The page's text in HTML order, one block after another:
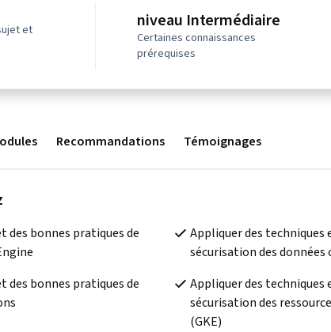
et
niveau Intermédiaire
Certaines connaissances
prérequises
Recommandations Témoignages
des bonnes pratiques de
Appliquer des techniques
sécurisation des données
des bonnes pratiques de
Appliquer des techniques
sécurisation des
(GKE)